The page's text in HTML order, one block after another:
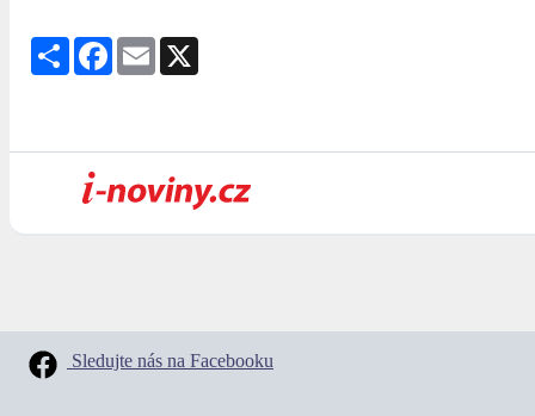
Share Facebook
Email
Sledujte nás na Facebooku